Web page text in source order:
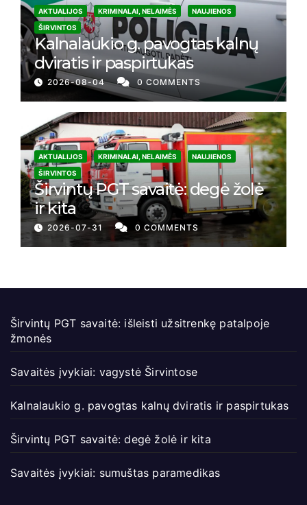
AKTUALIJOS KRIMINALAI, NELAIMĖS
NAUJIENOS
ŠIRVINTOS
Kalnalaukio g. pavogtas kalnų
dviratis ir paspirtukas
2026-08-04 0 COMMENTS
AKTUALIJOS KRIMINALAI, NELAIMĖS
NAUJIENOS
ŠIRVINTOS
Širvintų PGT savaitė: degė žolė
ir kita
2026-07-31 0 COMMENTS
Širvintų PGT savaitė: išleisti užsitrenkę patalpoje
žmonės
Savaitės įvykiai: vagystė Širvintose
Kalnalaukio g. pavogtas kalnų dviratis ir paspirtukas
Širvintų PGT savaitė: degė žolė ir kita
Savaitės įvykiai: sumuštas paramedikas